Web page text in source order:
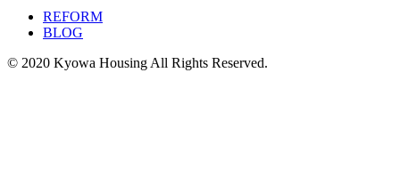
REFORM
BLOG
© 2020 Kyowa Housing All Rights Reserved.